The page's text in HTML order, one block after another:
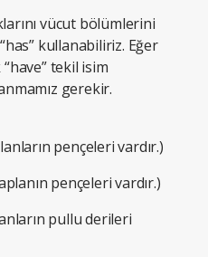
vücut bölümlerini
kullanabiliriz. Eğer
tekil isim
gerekir.
pençeleri vardır.)
pençeleri vardır.)
pullu derileri